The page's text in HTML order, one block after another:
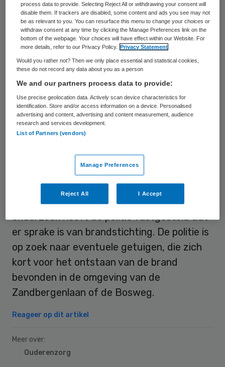
vrouw van 91 jaar, met rookvergiftiging
naar het ziekenhuis overgebracht.
Brandalarm
Medewerkers van verzorgingshuis De
Amerrank, onderdeel vanAmaris, kwamen
zaterdag rond half vier ‘s ochtendsin actie
nadat het brandalarm in de woning was
het personeel de twee inwoners uit de
woning te halen, waarna ze voor nader
medisch onderzoek naar het ziekenhuis
werden gebracht. Op basis van forensisch
onderzoek heeft de politie vastgesteld dat
er sprake is van brandstichting. De politie is
op zoek naar eventuele getuigen, die zich
kort voor het ontstaan van de brand
bevonden in de omgeving van de
Zandbergenlaan of de Bosweg.
Reageer op dit artikel
Meer over:
Ouderenzorg
process data to provide. Selecting Reject All or withdrawing your consent will
disable them. If trackers are disabled, some content and ads you see may not
be as relevant to you. You can resurface this menu to change your choices or
withdraw consent at any time by clicking the Manage Preferences link on the
bottom of the webpage. Your choices will have effect within our Website. For
more details, refer to our Privacy Policy.
Privacy Statement
Would you rather not? Then we only place essential and statistical cookies,
these do not record any data about you as a person
We and our partners process data to provide:
Use precise geolocation data. Actively scan device characteristics for
identification. Store and/or access information on a device. Personalised
advertising and content, advertising and content measurement, audience
research and services development.
List of Partners (vendors)
Manage Preferences
Reject All I Accept